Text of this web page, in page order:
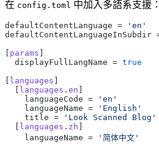
在 config.toml 中加入多語系支援：
defaultContentLanguage =
'en'
defaultContentLanguageInSubdir
params
  displayFullLangName =
true
languages
languages . en
    languageCode =
'en'
    languageName =
'English'
    title =
'Look Scanned Blog'
languages . zh
    languageName =
'简体中文'